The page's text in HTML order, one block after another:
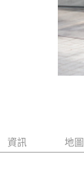
資訊 地圖